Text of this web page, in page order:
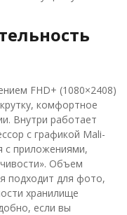
FHD+ (1080×2408)
комфортное
Внутри работает
с графикой Mali-
с приложениями,
Объем
подходит для фото,
хранилище
если вы